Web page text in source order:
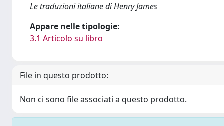
Le traduzioni italiane di Henry James
Appare nelle tipologie:
3.1 Articolo su libro
File in questo prodotto:
Non ci sono file associati a questo prodotto.